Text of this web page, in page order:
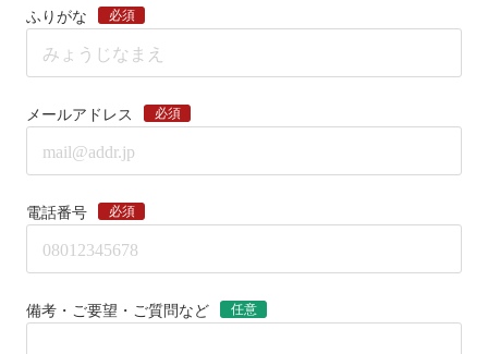
ふりがな 必須
メールアドレス 必須
電話番号 必須
備考・ご要望・ご質問など 任意